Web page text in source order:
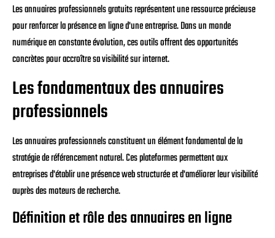
Les annuaires professionnels gratuits représentent une ressource précieuse
pour renforcer la présence en ligne d'une entreprise. Dans un monde
numérique en constante évolution, ces outils offrent des opportunités
concrètes pour accroître sa visibilité sur internet.
Les fondamentaux des annuaires
professionnels
Les annuaires professionnels constituent un élément fondamental de la
stratégie de référencement naturel. Ces plateformes permettent aux
entreprises d'établir une présence web structurée et d'améliorer leur visibilité
auprès des moteurs de recherche.
Définition et rôle des annuaires en ligne